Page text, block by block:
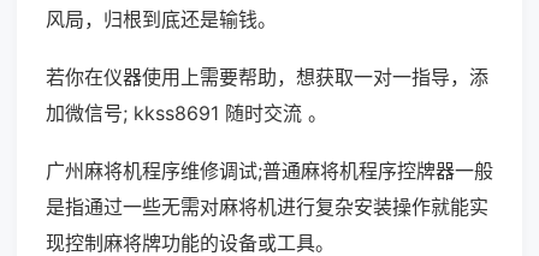
风局，归根到底还是输钱。
若你在仪器使用上需要帮助，想获取一对一指导，添
加微信号; kkss8691 随时交流 。
广州麻将机程序维修调试;普通麻将机程序控牌器一般
是指通过一些无需对麻将机进行复杂安装操作就能实
现控制麻将牌功能的设备或工具。